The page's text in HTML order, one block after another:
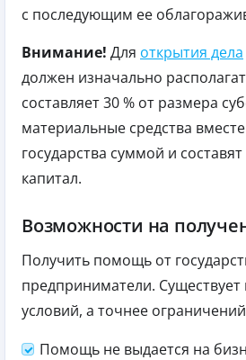
с последующим ее
Внимание! Для открытия дела
должен изначально
составляет 30 % от размера
материальные средства
государства суммой и
капитал.
Возможности на
Получить помощь от
предприниматели. Существует
условий, а точнее
Помощь не выдается на